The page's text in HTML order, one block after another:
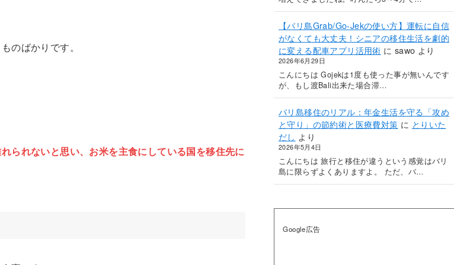
のばかりです。
られないと思い、お米を主食にしている国を移住先に
【バリ島Grab/Go-Jekの使い方】運転に自信
がなくても大丈夫！シニアの移住生活を劇的
に変える配車アプリ活用術 にsawo より
2026年6月29日
こんにちは Gojekは1度も使った事が無いんです
が、もし渡Bali出来た場合滞…
バリ島移住のリアル：年金生活を守る「攻め
と守り」の節約術と医療費対策 に とりいた
だし より
2026年5月4日
こんにちは 旅行と移住が違うという感覚はバリ
島に限らずよくありますよ。 ただ、バ…
Google広告